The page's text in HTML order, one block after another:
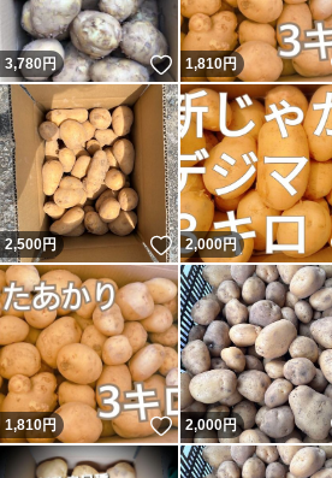
3,780円 いいね！
1,810円
2,500円 いいね！
2,000円
1,810円 いいね！
2,000円